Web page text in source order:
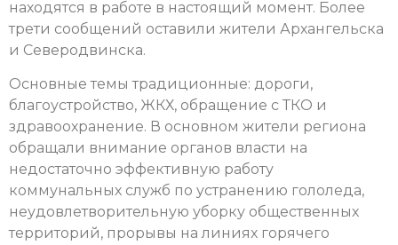
находятся в работе в настоящий момент. Более
трети сообщений оставили жители Архангельска
и Северодвинска.
Основные темы традиционные: дороги,
благоустройство, ЖКХ, обращение с ТКО и
здравоохранение. В основном жители региона
обращали внимание органов власти на
недостаточно эффективную работу
коммунальных служб по устранению гололеда,
неудовлетворительную уборку общественных
территорий, прорывы на линиях горячего